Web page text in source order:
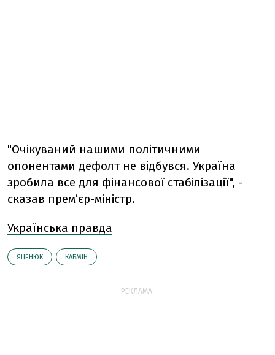
"Очікуваний нашими політичними
опонентами дефолт не відбувся. Україна
зробила все для фінансової стабілізації", -
сказав прем’єр-міністр.
Українська правда
ЯЦЕНЮК КАБМІН
РЕКЛАМА: